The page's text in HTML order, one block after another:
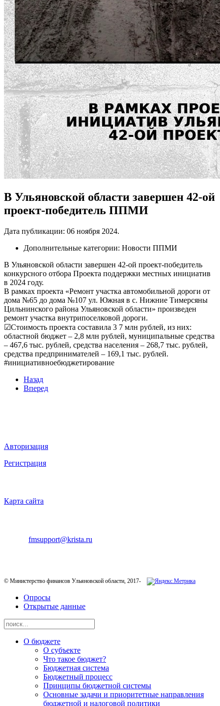
В Ульяновской области завершен 42-ой
проект-победитель ППМИ
Дата публикации: 06 ноября 2024.
Дополнительные категории: Новости ППМИ
В Ульяновской области завершен 42-ой проект-победитель
конкурсного отбора Проекта поддержки местных инициатив
в 2024 году.
В рамках проекта «Ремонт участка автомобильной дороги от
дома №65 до дома №107 ул. Южная в с. Нижние Тимерсяны
Цильнинского района Ульяновской области» произведен
ремонт участка внутрипоселковой дороги.
☑Стоимость проекта составила 3 7 млн рублей, из них:
областной бюджет – 2,8 млн рублей, муниципальные средства
– 467,6 тыс. рублей, средства населения – 268,7 тыс. рублей,
средства предпринимателей – 169,1 тыс. рублей.
#инициативноебюджетирование
Назад
Вперед
Авторизация
Регистрация
Карта сайта
fmsupport@krista.ru
© Министерство финансов Ульяновской области, 2017-
Опросы
Открытые данные
О бюджете
О субъекте
Что такое бюджет?
Бюджетная система
Бюджетный процесс
Принципы бюджетной системы
Основные задачи и приоритетные направления
бюджетной и налоговой политики